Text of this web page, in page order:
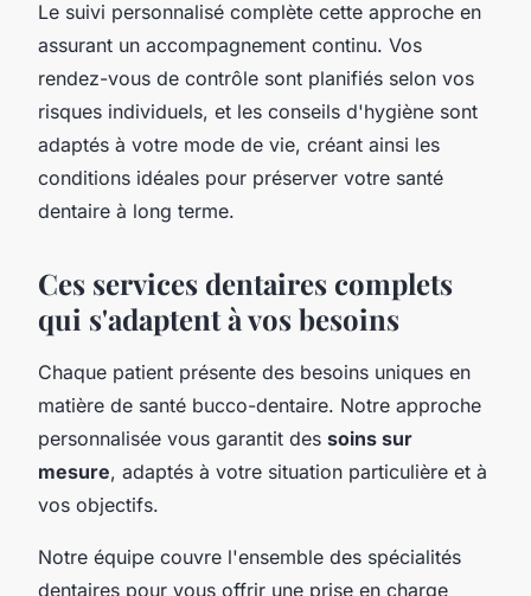
Le suivi personnalisé complète cette approche en
assurant un accompagnement continu. Vos
rendez-vous de contrôle sont planifiés selon vos
risques individuels, et les conseils d'hygiène sont
adaptés à votre mode de vie, créant ainsi les
conditions idéales pour préserver votre santé
dentaire à long terme.
Ces services dentaires complets
qui s'adaptent à vos besoins
Chaque patient présente des besoins uniques en
matière de santé bucco-dentaire. Notre approche
personnalisée vous garantit des soins sur
mesure, adaptés à votre situation particulière et à
vos objectifs.
Notre équipe couvre l'ensemble des spécialités
dentaires pour vous offrir une prise en charge